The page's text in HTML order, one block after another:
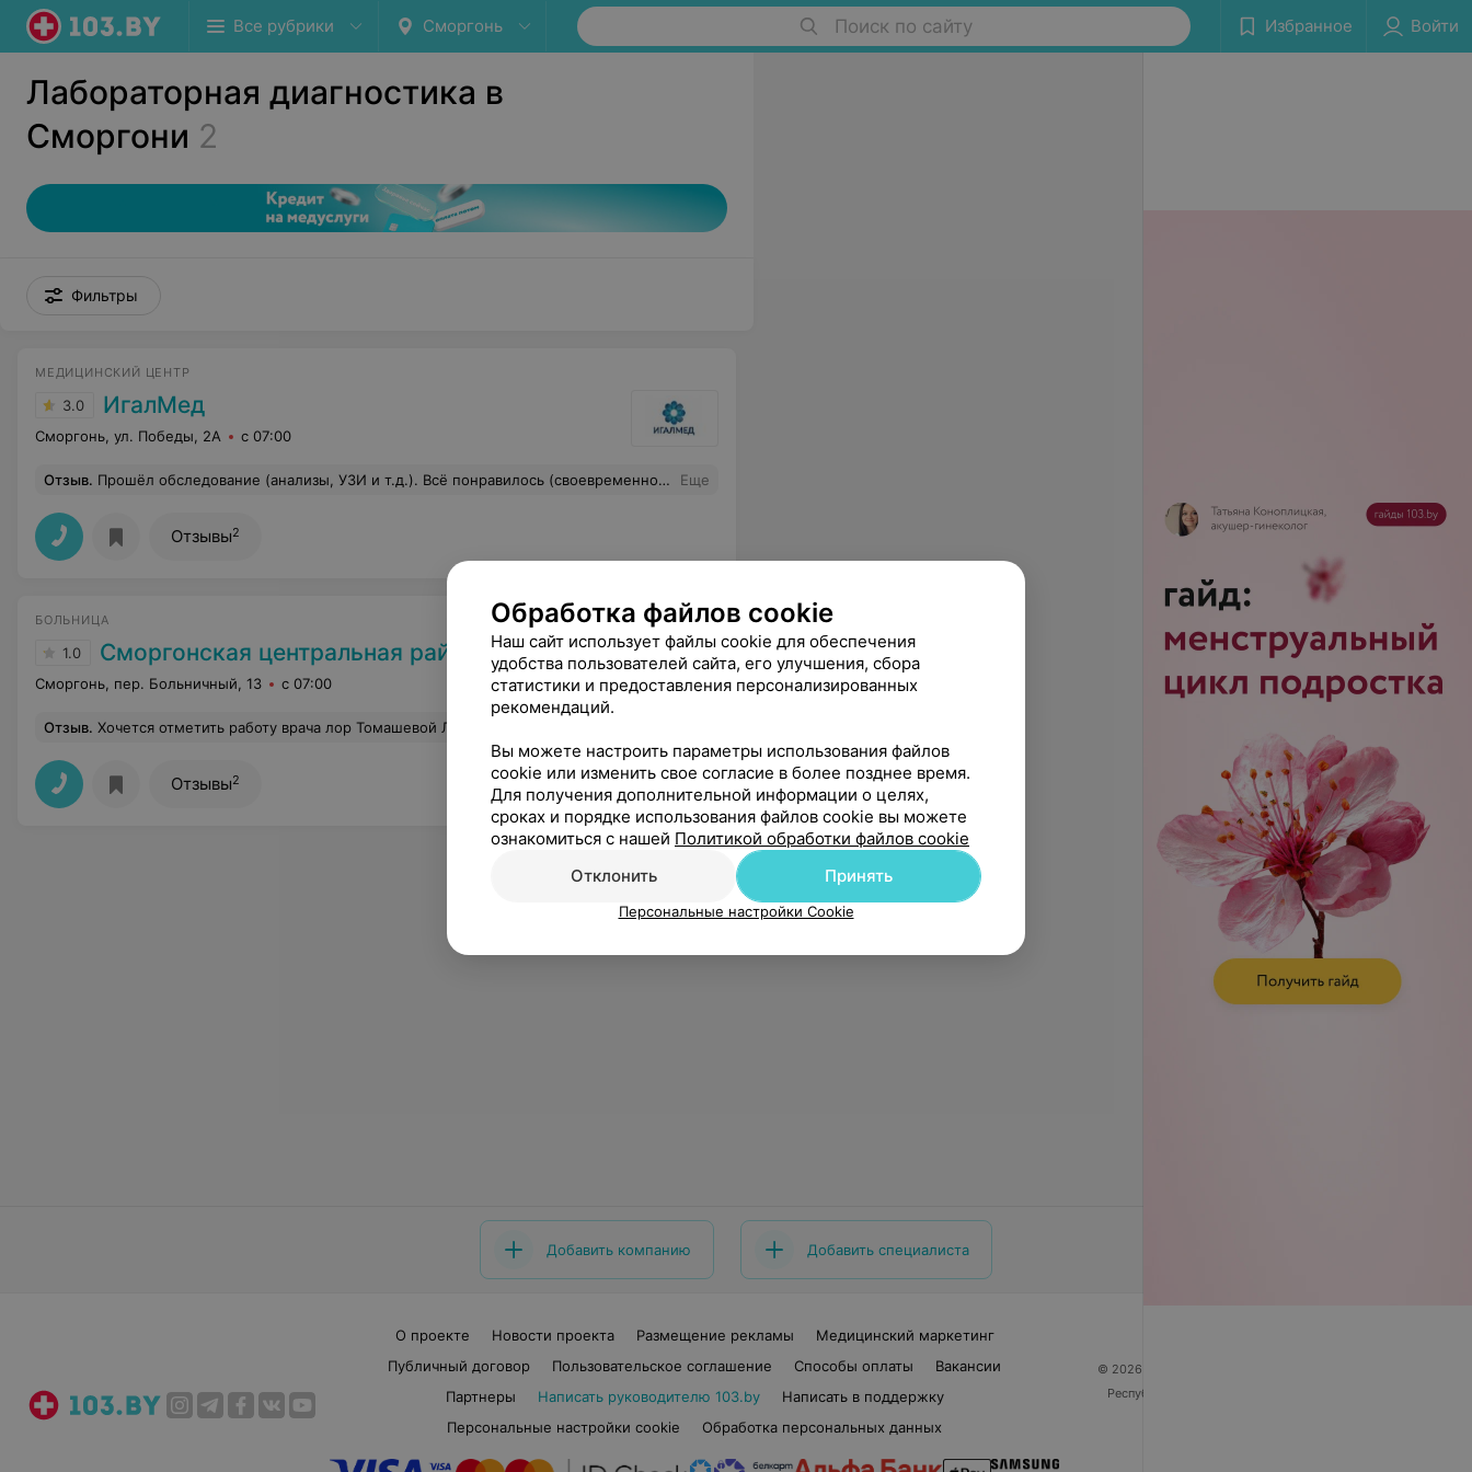
Все рубрики Сморгонь Поиск по сайту Избранное Войти
Лабораторная диагностика в
Сморгони 2
Фильтры
МЕДИЦИНСКИЙ ЦЕНТР
3.0 ИгалМед
Сморгонь, ул. Победы, 2А с 07:00
Отзыв. Прошёл обследование (анализы, УЗИ и т.д.). Всё понравилось (своевременно, четко, вовремя). Довольно доступно по цене. Спасибо. Еще
Отзывы2
БОЛЬНИЦА
1.0 Сморгонская центральная районная больница
Сморгонь, пер. Больничный, 13 с 07:00
Отзыв. Хочется отметить работу врача лор Томашевой Л. В. Самый ужасный и халатно относящийся к своим обязанностям врач. Уверенная в своей безнаказанности, в связи с большими родственными связями она заведомо неправильно ставит диагнозы призывникам и вообще выгоняет их из кабинета отказывая в приеме, не стесняясь свидетелей. А самое главное, что у начальства хватает наглости покрывать ее выходки. И все таки надеюсь, что мы добьемся правды во всех вышестоящих организациях. Такой врач не должна работать! Просто в уме не укладывается как может так вести себя врач. Это не просто недопустимо, но выходит за все пределы моральных и законных норм человечества! Гнать надо таких врачей!!!!
Отзывы2
Добавить компанию Добавить специалиста
О проекте Новости проекта Размещение рекламы
Медицинский маркетинг
Публичный договор
Пользовательское соглашение Способы оплаты
Вакансии
Партнеры
Написать руководителю 103.by
Написать в поддержку
Персональные настройки cookie
Обработка персональных данных
© 2026 ООО «Артокс Лаб», УНП 191700409
Республика Беларусь, г. Минск, улица Толбухина, 2,
Обработка файлов cookie
Наш сайт использует файлы cookie для обеспечения
удобства пользователей сайта, его улучшения, сбора
статистики и предоставления персонализированных
рекомендаций.
Вы можете настроить параметры использования файлов
cookie или изменить свое согласие в более позднее время.
Для получения дополнительной информации о целях,
сроках и порядке использования файлов cookie вы можете
ознакомиться с нашей Политикой обработки файлов cookie
Отклонить
Принять
Персональные настройки Cookie